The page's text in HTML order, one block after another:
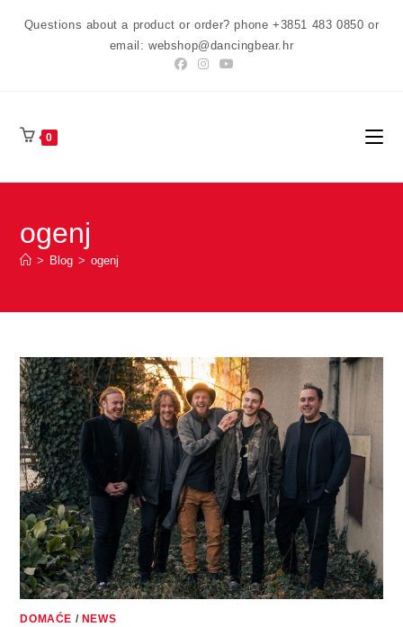
Questions about a product or order? phone +3851 483 0850 or
email: webshop@dancingbear.hr
0
ogenj
> Blog > ogenj
DOMAĆE / NEWS